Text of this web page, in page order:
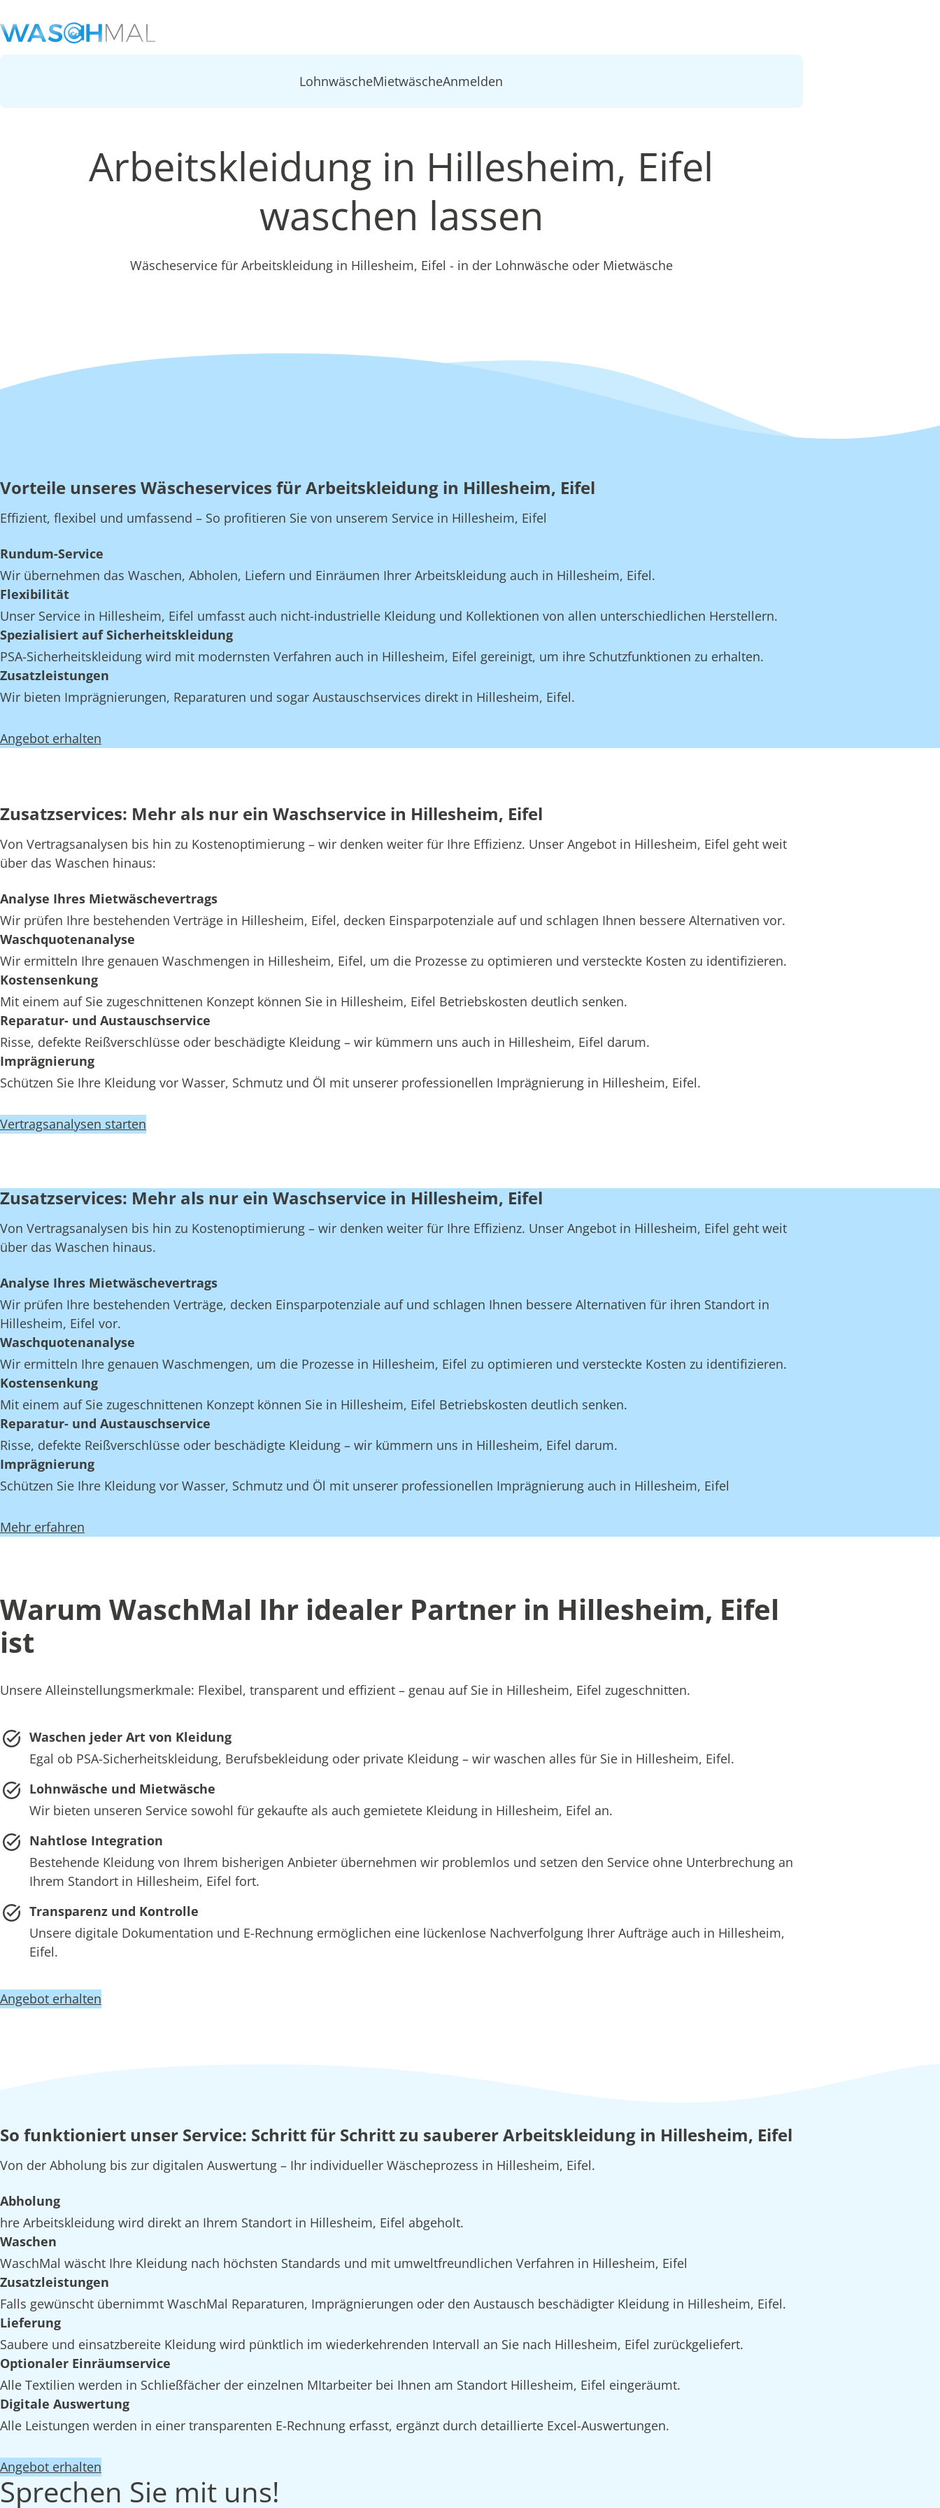
LohnwäscheMietwäscheAnmelden
Arbeitskleidung in Hillesheim, Eifel
waschen lassen
Wäscheservice für Arbeitskleidung in Hillesheim, Eifel - in der Lohnwäsche oder Mietwäsche
Vorteile unseres Wäscheservices für Arbeitskleidung in Hillesheim, Eifel
Effizient, flexibel und umfassend – So profitieren Sie von unserem Service in Hillesheim, Eifel
Rundum-Service
Wir übernehmen das Waschen, Abholen, Liefern und Einräumen Ihrer Arbeitskleidung auch in Hillesheim, Eifel.
Flexibilität
Unser Service in Hillesheim, Eifel umfasst auch nicht-industrielle Kleidung und Kollektionen von allen unterschiedlichen Herstellern.
Spezialisiert auf Sicherheitskleidung
PSA-Sicherheitskleidung wird mit modernsten Verfahren auch in Hillesheim, Eifel gereinigt, um ihre Schutzfunktionen zu erhalten.
Zusatzleistungen
Wir bieten Imprägnierungen, Reparaturen und sogar Austauschservices direkt in Hillesheim, Eifel.
Angebot erhalten
Zusatzservices: Mehr als nur ein Waschservice in Hillesheim, Eifel
Von Vertragsanalysen bis hin zu Kostenoptimierung – wir denken weiter für Ihre Effizienz. Unser Angebot in Hillesheim, Eifel geht weit
über das Waschen hinaus:
Analyse Ihres Mietwäschevertrags
Wir prüfen Ihre bestehenden Verträge in Hillesheim, Eifel, decken Einsparpotenziale auf und schlagen Ihnen bessere Alternativen vor.
Waschquotenanalyse
Wir ermitteln Ihre genauen Waschmengen in Hillesheim, Eifel, um die Prozesse zu optimieren und versteckte Kosten zu identifizieren.
Kostensenkung
Mit einem auf Sie zugeschnittenen Konzept können Sie in Hillesheim, Eifel Betriebskosten deutlich senken.
Reparatur- und Austauschservice
Risse, defekte Reißverschlüsse oder beschädigte Kleidung – wir kümmern uns auch in Hillesheim, Eifel darum.
Imprägnierung
Schützen Sie Ihre Kleidung vor Wasser, Schmutz und Öl mit unserer professionellen Imprägnierung in Hillesheim, Eifel.
Vertragsanalysen starten
Zusatzservices: Mehr als nur ein Waschservice in Hillesheim, Eifel
Von Vertragsanalysen bis hin zu Kostenoptimierung – wir denken weiter für Ihre Effizienz. Unser Angebot in Hillesheim, Eifel geht weit
über das Waschen hinaus.
Analyse Ihres Mietwäschevertrags
Wir prüfen Ihre bestehenden Verträge, decken Einsparpotenziale auf und schlagen Ihnen bessere Alternativen für ihren Standort in
Hillesheim, Eifel vor.
Waschquotenanalyse
Wir ermitteln Ihre genauen Waschmengen, um die Prozesse in Hillesheim, Eifel zu optimieren und versteckte Kosten zu identifizieren.
Kostensenkung
Mit einem auf Sie zugeschnittenen Konzept können Sie in Hillesheim, Eifel Betriebskosten deutlich senken.
Reparatur- und Austauschservice
Risse, defekte Reißverschlüsse oder beschädigte Kleidung – wir kümmern uns in Hillesheim, Eifel darum.
Imprägnierung
Schützen Sie Ihre Kleidung vor Wasser, Schmutz und Öl mit unserer professionellen Imprägnierung auch in Hillesheim, Eifel
Mehr erfahren
Warum WaschMal Ihr idealer Partner in Hillesheim, Eifel
ist
Unsere Alleinstellungsmerkmale: Flexibel, transparent und effizient – genau auf Sie in Hillesheim, Eifel zugeschnitten.
Waschen jeder Art von Kleidung
Egal ob PSA-Sicherheitskleidung, Berufsbekleidung oder private Kleidung – wir waschen alles für Sie in Hillesheim, Eifel.
Lohnwäsche und Mietwäsche
Wir bieten unseren Service sowohl für gekaufte als auch gemietete Kleidung in Hillesheim, Eifel an.
Nahtlose Integration
Bestehende Kleidung von Ihrem bisherigen Anbieter übernehmen wir problemlos und setzen den Service ohne Unterbrechung an
Ihrem Standort in Hillesheim, Eifel fort.
Transparenz und Kontrolle
Unsere digitale Dokumentation und E-Rechnung ermöglichen eine lückenlose Nachverfolgung Ihrer Aufträge auch in Hillesheim,
Eifel.
Angebot erhalten
So funktioniert unser Service: Schritt für Schritt zu sauberer Arbeitskleidung in Hillesheim, Eifel
Von der Abholung bis zur digitalen Auswertung – Ihr individueller Wäscheprozess in Hillesheim, Eifel.
Abholung
hre Arbeitskleidung wird direkt an Ihrem Standort in Hillesheim, Eifel abgeholt.
Waschen
WaschMal wäscht Ihre Kleidung nach höchsten Standards und mit umweltfreundlichen Verfahren in Hillesheim, Eifel
Zusatzleistungen
Falls gewünscht übernimmt WaschMal Reparaturen, Imprägnierungen oder den Austausch beschädigter Kleidung in Hillesheim, Eifel.
Lieferung
Saubere und einsatzbereite Kleidung wird pünktlich im wiederkehrenden Intervall an Sie nach Hillesheim, Eifel zurückgeliefert.
Optionaler Einräumservice
Alle Textilien werden in Schließfächer der einzelnen MItarbeiter bei Ihnen am Standort Hillesheim, Eifel eingeräumt.
Digitale Auswertung
Alle Leistungen werden in einer transparenten E-Rechnung erfasst, ergänzt durch detaillierte Excel-Auswertungen.
Angebot erhalten
Sprechen Sie mit uns!